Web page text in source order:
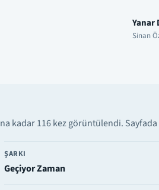
kadar 116 kez görüntülendi.
ŞARKI
Geçiyor Zaman
Yanar
Sinan